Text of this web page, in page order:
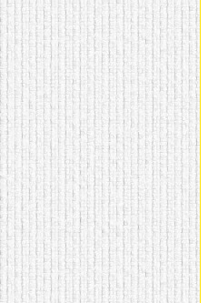
домашнем использовании.
Эта мебель имеет
некоторые преимущества
перед той же стенкой для
гостиной, к примеру,
поскольку она более
легкая и не загромождает
пространство. В спальне
этот предмет можно
поставить у изголовья
кровати, чтобы заполнить
пустующее там
место. Также стеллажи
очень часто используют в
качестве разграничителей
комнаты, например, на
рабочую зону и
пространство для отдыха.
Особенно это актуально
для однокомнатных
квартир.